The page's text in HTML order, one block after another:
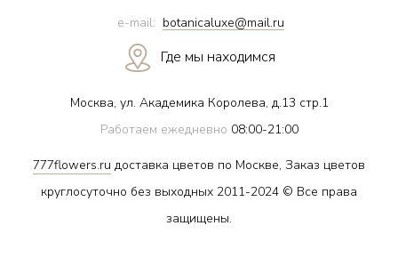
e-mail: botanicaluxe@mail.ru
Где мы находимся
Москва, ул. Академика Королева, д.13 стр.1
Работаем ежедневно 08:00-21:00
777flowers.ru доставка цветов по Москве, Заказ цветов
круглосуточно без выходных 2011-2024 © Все права
защищены.